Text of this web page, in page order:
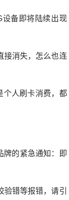
设备即将陆续出现
接消失，怎么也连
个人刷卡消费，都
牌的紧急通知：即
错等报错，请引